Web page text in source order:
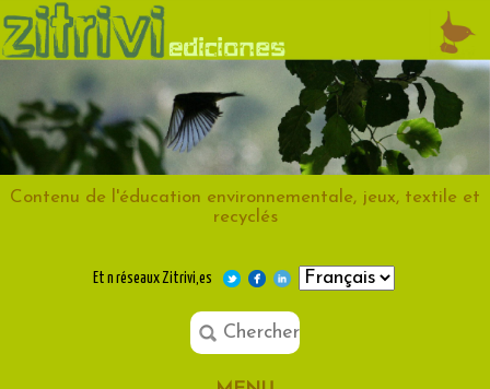
Contenu de l'éducation environnementale, jeux, textile et
recyclés
Et n réseaux Zitrivi,es